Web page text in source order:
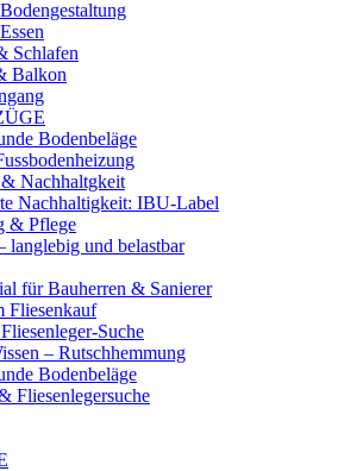
Schlafen
Balkon
Bodenbeläge
Nachhaltgkeit
Nachhaltigkeit: IBU-Label
& Pflege
langlebig und belastbar
für Bauherren & Sanierer
Fliesenkauf
Suche
– Rutschhemmung
Bodenbeläge
Fliesenlegersuche